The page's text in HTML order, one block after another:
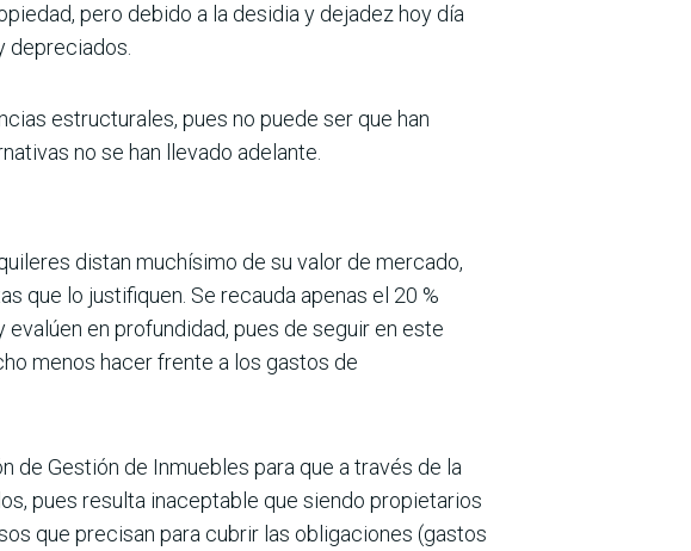
pero debido a la desidia y dejadez hoy día
depreciados.
estructurales, pues no puede ser que han
no se han llevado adelante.
distan muchísimo de su valor de mercado,
que lo justifiquen. Se recauda apenas el 20 %
en profundidad, pues de seguir en este
menos hacer frente a los gastos de
de Gestión de Inmuebles para que a través de la
pues resulta inaceptable que siendo propietarios
que precisan para cubrir las obligaciones (gastos